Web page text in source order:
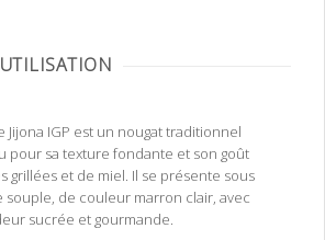
Jijona IGP est un nougat traditionnel
pour sa texture fondante et son goût
grillées et de miel. Il se présente sous
souple, de couleur marron clair, avec
sucrée et gourmande.